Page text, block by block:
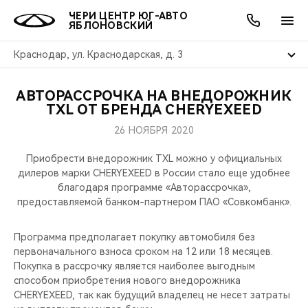
ЧЕРИ ЦЕНТР ЮГ-АВТО
ЯБЛОНОВСКИЙ
Краснодар, ул. Краснодарская, д. 3
МОДЕЛИ
КРОССОВЕРЫ
НОВИНКИ
ПОКУПАТЕЛЯМ
КРЕДИТ И СТРАХОВАНИЕ
ВЛАДЕЛЬЦАМ
ЗАПЧАСТИ И АКСЕССУАРЫ
ПОДДЕРЖКА
CHERY CONNECT
МИР CHERY
О БРЕНДЕ
CHERY В СОЦСЕТЯХ
ЛЮДИ CHERY
БЛАГОТВОРИТЕЛЬНОСТЬ
АКЦИИ
ОНЛАЙН СЕРВИСЫ
КРЕДИТ
О КОМПАНИИ
МЫ В СОЦСЕТЯХ
АВТОРАССРОЧКА НА ВНЕДОРОЖНИК
TXL ОТ БРЕНДА CHERYEXEED
26 НОЯБРЯ 2020
Приобрести внедорожник TXL можно у официальных
дилеров марки CHERYEXEED в России стало еще удобнее
благодаря программе «Авторассрочка»,
предоставляемой банком-партнером ПАО «Совкомбанк».
Программа предполагает покупку автомобиля без
первоначального взноса сроком на 12 или 18 месяцев.
Покупка в рассрочку является наиболее выгодным
способом приобретения нового внедорожника
CHERYEXEED, так как будущий владелец не несет затраты